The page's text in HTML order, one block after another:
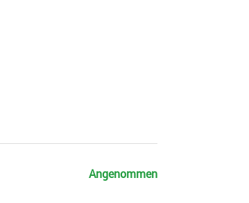
Angenommen